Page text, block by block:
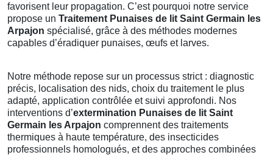
favorisent leur propagation. C’est pourquoi notre service
propose un Traitement Punaises de lit Saint Germain les
Arpajon spécialisé, grâce à des méthodes modernes
capables d’éradiquer punaises, œufs et larves.
Notre méthode repose sur un processus strict : diagnostic
précis, localisation des nids, choix du traitement le plus
adapté, application contrôlée et suivi approfondi. Nos
interventions d’extermination Punaises de lit Saint
Germain les Arpajon comprennent des traitements
thermiques à haute température, des insecticides
professionnels homologués, et des approches combinées